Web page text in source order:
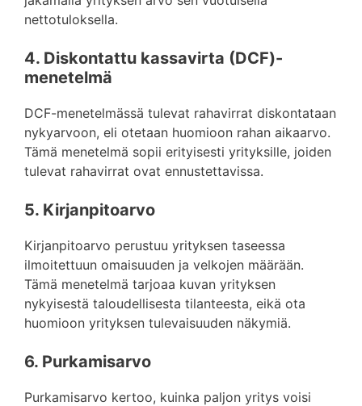
nettotuloksella.
4. Diskontattu kassavirta (DCF)-
menetelmä
DCF-menetelmässä tulevat rahavirrat diskontataan
nykyarvoon, eli otetaan huomioon rahan aikaarvo.
Tämä menetelmä sopii erityisesti yrityksille, joiden
tulevat rahavirrat ovat ennustettavissa.
5. Kirjanpitoarvo
Kirjanpitoarvo perustuu yrityksen taseessa
ilmoitettuun omaisuuden ja velkojen määrään.
Tämä menetelmä tarjoaa kuvan yrityksen
nykyisestä taloudellisesta tilanteesta, eikä ota
huomioon yrityksen tulevaisuuden näkymiä.
6. Purkamisarvo
Purkamisarvo kertoo, kuinka paljon yritys voisi